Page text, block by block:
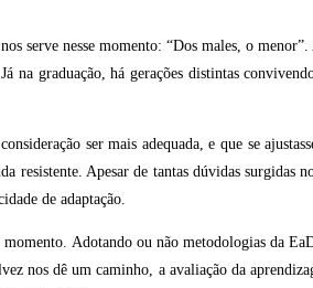
serve nesse momento: “Dos males, o menor”.
na graduação, há gerações distintas
ser mais adequada, e que se
Apesar de tantas dúvidas surgidas
de adaptação.
momento. Adotando ou não metodologias da
nos dê um caminho, a avaliação da